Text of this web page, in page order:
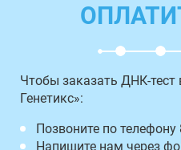
Чтобы заказать ДНК-
Генетикс»:
Позвоните по телефону
Напишите нам через